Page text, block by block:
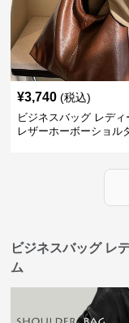
¥3,740 (税込)
ビジネスバッグ レデ
レザーホーボーショル
ビジネスバッグ レ
ム